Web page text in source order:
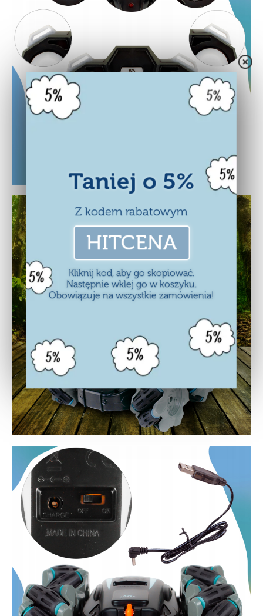
Taniej o 5%
Z kodem rabatowym
HITCENA
Kliknij kod, aby go skopiować.
Następnie wklej go w koszyku.
Obowiązuje na wszystkie zamówienia!